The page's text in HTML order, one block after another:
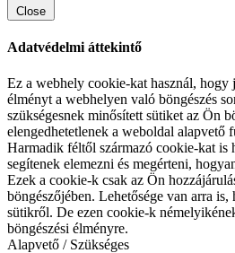
Close
Adatvédelmi áttekintő
Ez a webhely cookie-kat használ, hogy
élményt a webhelyen való böngészés
szükségesnek minősített sütiket az Ön
elengedhetetlenek a weboldal alapvető
Harmadik féltől származó cookie-kat is
segítenek elemezni és megérteni,
Ezek a cookie-k csak az Ön
böngészőjében. Lehetősége van arra
sütikről. De ezen cookie-k
böngészési élményre.
Alapvető / Szükséges